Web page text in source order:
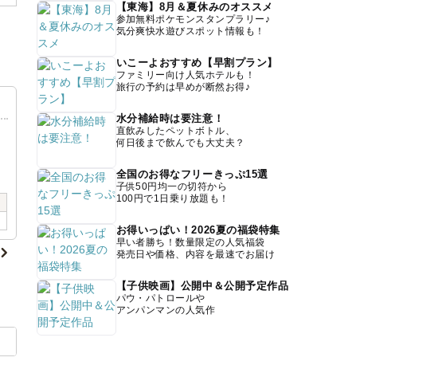
【東海】8月＆夏休みのオススメ
参加無料ポケモンスタンプラリー♪
気分爽快水遊びスポット情報も！
いこーよおすすめ【早割プラン】
ファミリー向け人気ホテルも！
旅行の予約は早めが断然お得♪
水分補給時は要注意！
直飲みしたペットボトル、
何日後まで飲んでも大丈夫？
全国のお得なフリーきっぷ15選
子供50円均一の切符から
100円で1日乗り放題も！
お得いっぱい！2026夏の福袋特集
早い者勝ち！数量限定の人気福袋
発売日や価格、内容を最速でお届け
【子供映画】公開中＆公開予定作品
パウ・パトロールや
アンパンマンの人気作